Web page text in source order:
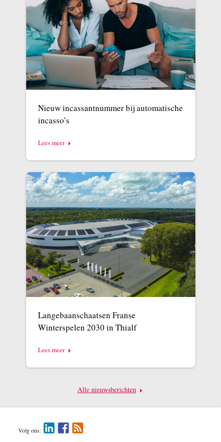
Nieuw incassantnummer bij automatische
incasso’s
Lees meer
Langebaanschaatsen Franse
Winterspelen 2030 in Thialf
Lees meer
Alle nieuwsberichten
Volg ons: